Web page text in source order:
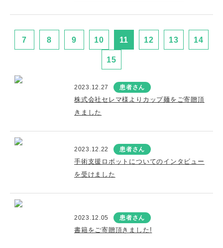
7 8 9 10 11 12 13 14
15
2023.12.27 患者さん
株式会社セレマ様よりカップ麺をご寄贈頂
きました
2023.12.22 患者さん
手術支援ロボットについてのインタビュー
を受けました
2023.12.05 患者さん
書籍をご寄贈頂きました!